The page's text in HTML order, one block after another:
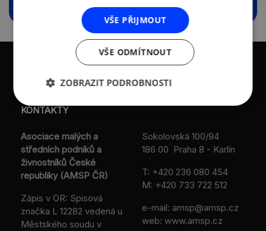
KONTAKTY
Asociace malých a
středních podniků a
živnostníků České
republiky (AMSP ČR)
Zápis v OR: Spisová
značka L 12282 vedená u
Městského soudu v
Sokolovská 100/94
186 00 Praha 8 - Karlín
T: +420 236 080 454
M: +420 733 722 512
e-mail: amsp@amsp.cz
web: www.amsp.cz
VŠE PŘIJMOUT
VŠE ODMÍTNOUT
ZOBRAZIT PODROBNOSTI